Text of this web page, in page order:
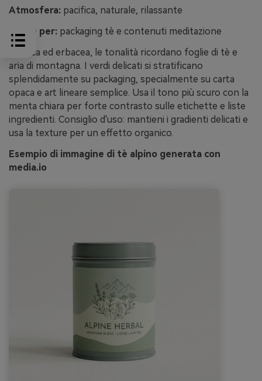
Atmosfera: pacifica, naturale, rilassante
Ideale per: packaging tè e contenuti meditazione
Pacifica ed erbacea, le tonalità ricordano foglie di tè e
aria di montagna. I verdi delicati si stratificano
splendidamente su packaging, specialmente su carta
opaca e art lineare semplice. Usa il tono più scuro con la
menta chiara per forte contrasto sulle etichette e liste
ingredienti. Consiglio d'uso: mantieni i gradienti delicati e
usa la texture per un effetto organico.
Esempio di immagine di tè alpino generata con
media.io